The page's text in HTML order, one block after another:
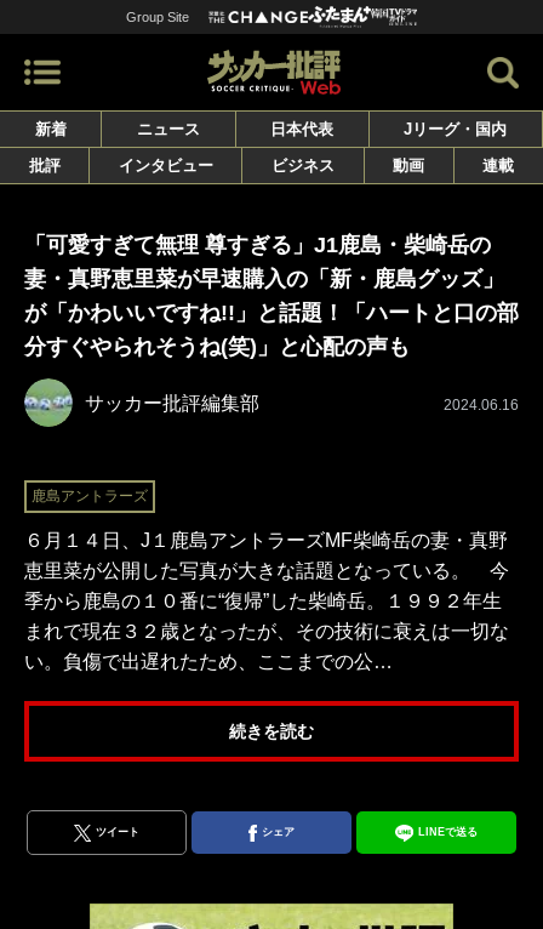
Group Site
新着 ニュース 日本代表
Jリーグ・国内
批評
インタビュー ビジネス 動画 連載
「可愛すぎて無理 尊すぎる」J1鹿島・柴崎岳の
妻・真野恵里菜が早速購入の「新・鹿島グッズ」
が「かわいいですね!!」と話題！「ハートと口の部
分すぐやられそうね(笑)」と心配の声も
サッカー批評編集部 2024.06.16
鹿島アントラーズ
６月１４日、J１鹿島アントラーズMF柴崎岳の妻・真野
恵里菜が公開した写真が大きな話題となっている。 今
季から鹿島の１０番に“復帰”した柴崎岳。１９９２年生
まれで現在３２歳となったが、その技術に衰えは一切な
い。負傷で出遅れたため、ここまでの公…
続きを読む
ツイート シェア LINEで送る